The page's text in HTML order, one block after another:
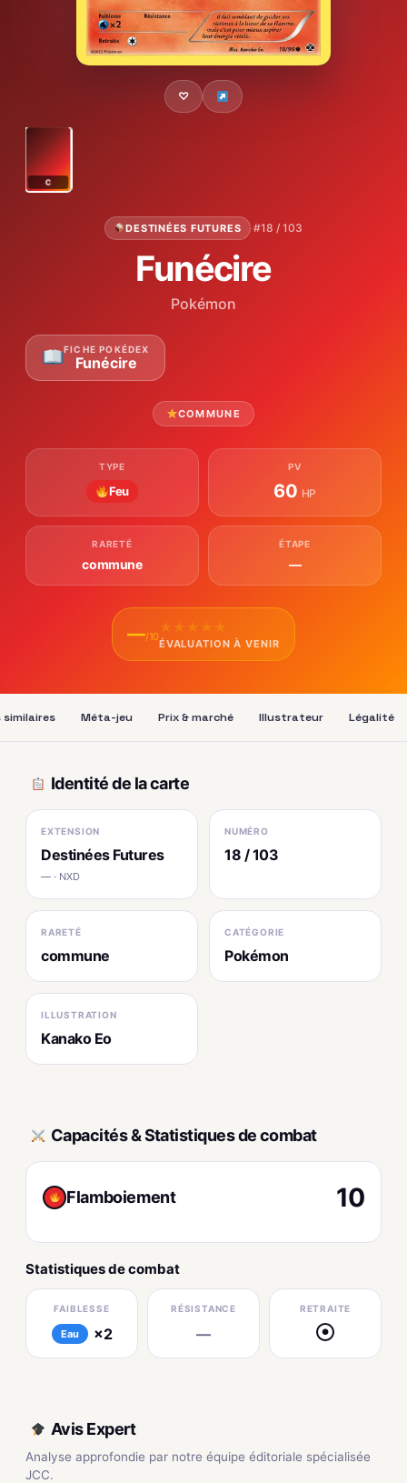
♡
C
DESTINÉES FUTURES ·#18 / 103
Funécire
Pokémon
FICHE POKÉDEX
Funécire
COMMUNE
TYPE
Feu
PV
60 HP
RARETÉ
commune
ÉTAPE
—
—/10
★ ★ ★ ★ ★
ÉVALUATION À VENIR
similaires Méta-jeu Prix & marché Illustrateur Légalité
Identité de la carte
EXTENSION
Destinées Futures
— · NXD
NUMÉRO
18 / 103
RARETÉ
commune
CATÉGORIE
Pokémon
ILLUSTRATION
Kanako Eo
Capacités & Statistiques de combat
Flamboiement 10
Statistiques de combat
FAIBLESSE
Eau ×2
RÉSISTANCE
—
RETRAITE
●
Avis Expert
Analyse approfondie par notre équipe éditoriale spécialisée
JCC.